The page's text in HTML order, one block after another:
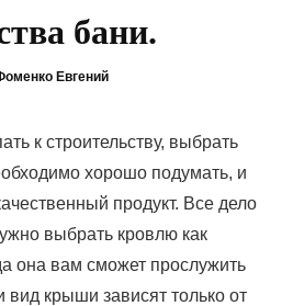
бани.
Евгений
к строительству, выбрать
хорошо подумать, и
продукт. Все дело
выбрать кровлю как
она вам сможет прослужить
вид крыши зависят только от